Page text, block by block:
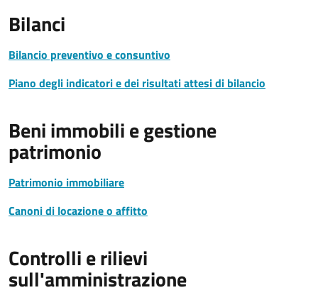
Bilanci
Bilancio preventivo e consuntivo
Piano degli indicatori e dei risultati attesi di bilancio
Beni immobili e gestione
patrimonio
Patrimonio immobiliare
Canoni di locazione o affitto
Controlli e rilievi
sull'amministrazione